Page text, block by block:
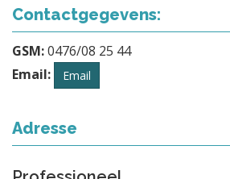
Contactgegevens:
GSM:0476/08 25 44
Email:
Email
Adresse